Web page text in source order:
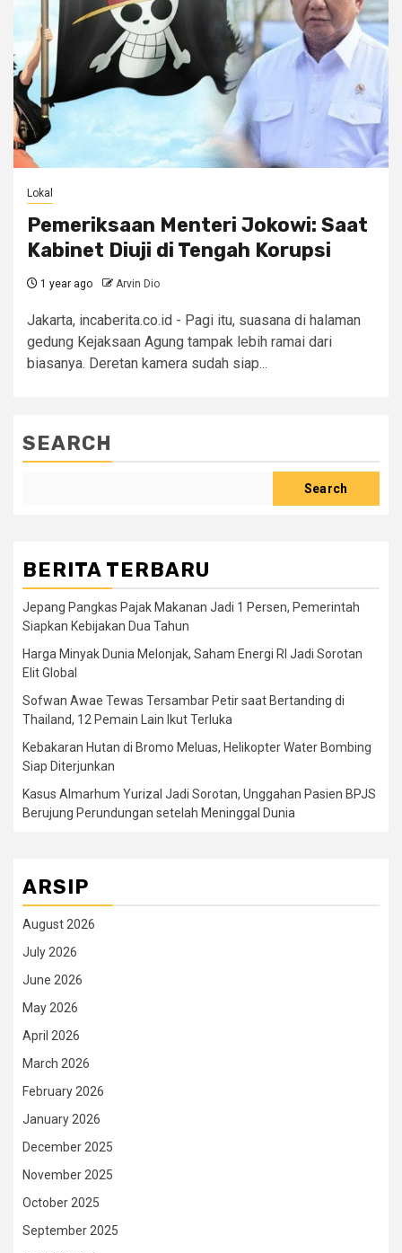
Lokal
Pemeriksaan Menteri Jokowi: Saat
Kabinet Diuji di Tengah Korupsi
1 year ago Arvin Dio
Jakarta, incaberita.co.id - Pagi itu, suasana di halaman
gedung Kejaksaan Agung tampak lebih ramai dari
biasanya. Deretan kamera sudah siap...
SEARCH
Search
BERITA TERBARU
Jepang Pangkas Pajak Makanan Jadi 1 Persen, Pemerintah
Siapkan Kebijakan Dua Tahun
Harga Minyak Dunia Melonjak, Saham Energi RI Jadi Sorotan
Elit Global
Sofwan Awae Tewas Tersambar Petir saat Bertanding di
Thailand, 12 Pemain Lain Ikut Terluka
Kebakaran Hutan di Bromo Meluas, Helikopter Water Bombing
Siap Diterjunkan
Kasus Almarhum Yurizal Jadi Sorotan, Unggahan Pasien BPJS
Berujung Perundungan setelah Meninggal Dunia
ARSIP
August 2026
July 2026
June 2026
May 2026
April 2026
March 2026
February 2026
January 2026
December 2025
November 2025
October 2025
September 2025